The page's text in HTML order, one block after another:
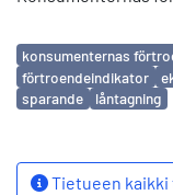
Avainsanat
konsumenternas
förtroendeindikator
sparande
låntagning
Tietueen